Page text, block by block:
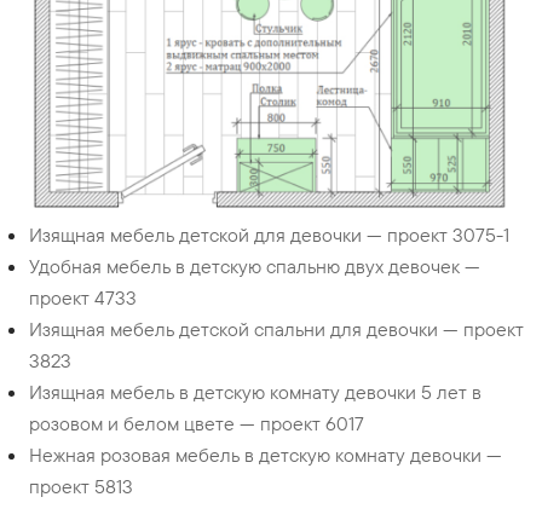
Изящная мебель детской для девочки — проект 3075-1
Удобная мебель в детскую спальню двух девочек —
проект 4733
Изящная мебель детской спальни для девочки — проект
3823
Изящная мебель в детскую комнату девочки 5 лет в
розовом и белом цвете — проект 6017
Нежная розовая мебель в детскую комнату девочки —
проект 5813